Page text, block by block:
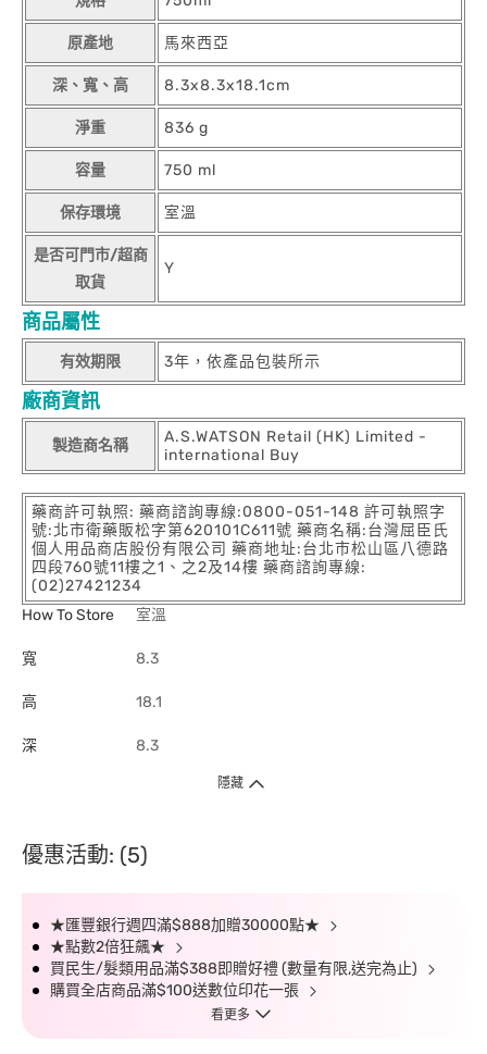
原產地 馬來西亞
深、寬、高 8.3x8.3x18.1cm
淨重 836 g
容量 750 ml
保存環境 室溫
是否可門市/超商
取貨
Y
商品屬性
有效期限 3年，依產品包裝所示
廠商資訊
製造商名稱
A.S.WATSON Retail (HK) Limited -
international Buy
藥商許可執照: 藥商諮詢專線:0800-051-148 許可執照字
號:北市衛藥販松字第620101C611號 藥商名稱:台灣屈臣氏
個人用品商店股份有限公司 藥商地址:台北市松山區八德路
四段760號11樓之1、之2及14樓 藥商諮詢專線:
(02)27421234
How To Store
室溫
寬 8.3
高 18.1
深 8.3
隱藏
優惠活動: (5)
★匯豐銀行週四滿$888加贈30000點★
★點數2倍狂飆★
買民生/髮類用品滿$388即贈好禮 (數量有限,送完為止)
購買全店商品滿$100送數位印花一張
看更多